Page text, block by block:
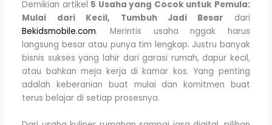
Demikian artikel 5 Usaha yang Cocok untuk Pemula:
Mulai dari Kecil, Tumbuh Jadi Besar dari
Bekidsmobile.com. Merintis usaha nggak harus
langsung besar atau punya tim lengkap. Justru banyak
bisnis sukses yang lahir dari garasi rumah, dapur kecil,
atau bahkan meja kerja di kamar kos. Yang penting
adalah keberanian buat mulai dan komitmen buat
terus belajar di setiap prosesnya.